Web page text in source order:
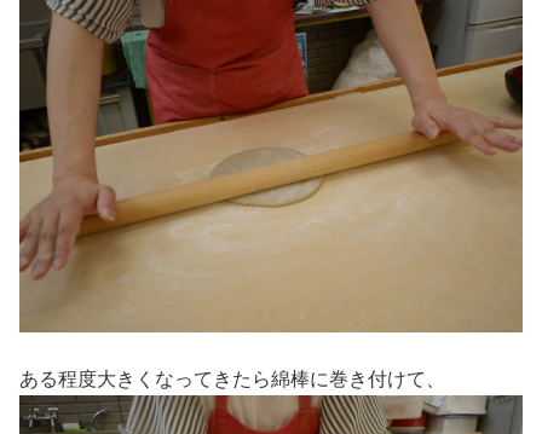
ある程度大きくなってきたら綿棒に巻き付けて、